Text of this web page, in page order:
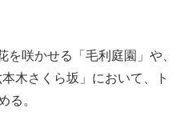
を咲かせる「毛利庭園」や、
木さくら坂」において、ト
る。